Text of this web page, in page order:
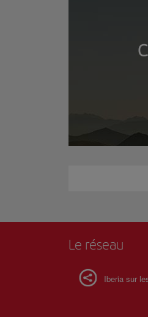
Le réseau
Iberia sur